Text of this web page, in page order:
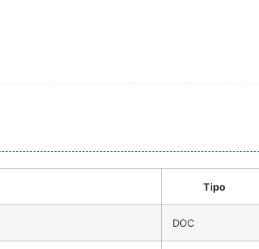
Tipo
DOC